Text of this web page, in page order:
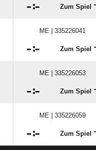
: Zum Spiel
ME | 335226041
: Zum Spiel
ME | 335226053
: Zum Spiel
ME | 335226059
: Zum Spiel